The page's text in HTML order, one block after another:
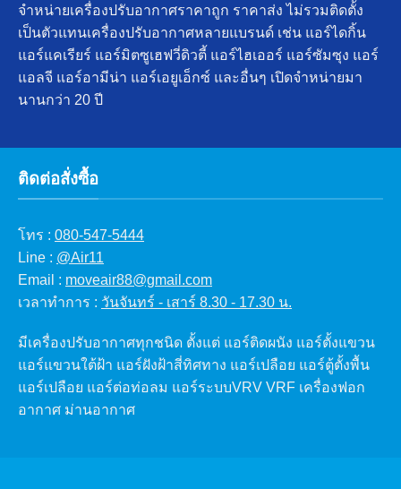
จำหน่ายเครื่องปรับอากาศราคาถูก ราคาส่ง ไม่รวมติดตั้ง
เป็นตัวแทนเครื่องปรับอากาศหลายแบรนด์ เช่น แอร์ไดกิ้น
แอร์แคเรียร์ แอร์มิตซูเฮฟวี่ดิวตี้ แอร์ไฮเออร์ แอร์ซัมซุง แอร์
แอลจี แอร์อามีน่า แอร์เอยูเอ็กซ์ และอื่นๆ เปิดจำหน่ายมา
นานกว่า 20 ปี
ติดต่อสั่งซื้อ
โทร : 080-547-5444
Line : @Air11
Email : moveair88@gmail.com
เวลาทำการ : วันจันทร์ - เสาร์ 8.30 - 17.30 น.
มีเครื่องปรับอากาศทุกชนิด ตั้งแต่ แอร์ติดผนัง แอร์ตั้งแขวน
แอร์แขวนใต้ฝ้า แอร์ฝังฝ้าสี่ทิศทาง แอร์เปลือย แอร์ตู้ตั้งพื้น
แอร์เปลือย แอร์ต่อท่อลม แอร์ระบบVRV VRF เครื่องฟอก
อากาศ ม่านอากาศ